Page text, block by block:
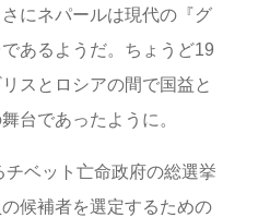
にネパールは現代の『グ
あるようだ。ちょうど19
スとロシアの間で国益と
台であったように。
ベット亡命政府の総選挙
候補者を選定するための